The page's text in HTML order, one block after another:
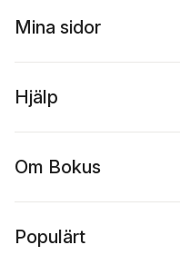
Mina sidor
Hjälp
Om Bokus
Populärt